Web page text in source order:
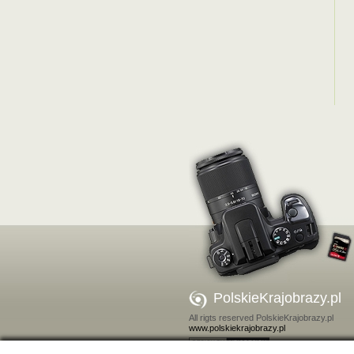
PolskieKrajobrazy.pl
All rigts reserved PolskieKrajobrazy.pl
www.polskiekrajobrazy.pl